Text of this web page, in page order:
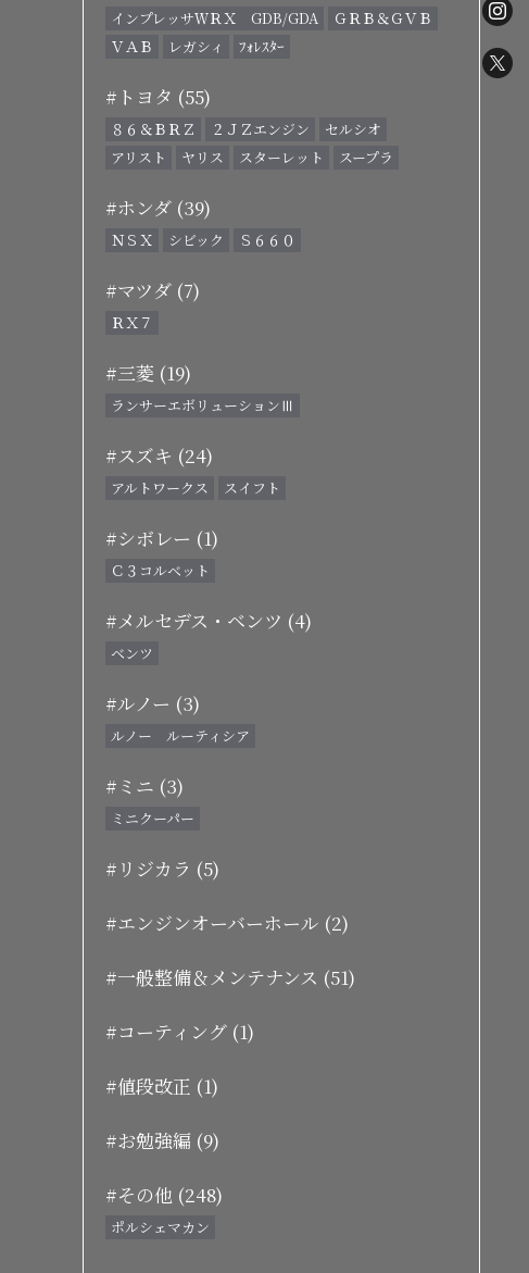
インプレッサＷＲＸ GDB/GDA
ＧＲＢ＆ＧＶＢ
ＶＡＢ
レガシィ ﾌｫﾚｽﾀｰ
#トヨタ (55)
８６＆ＢＲＺ ２ＪＺエンジン
セルシオ
アリスト
ヤリス スターレット スープラ
#ホンダ (39)
ＮＳＸ シビック Ｓ６６０
#マツダ (7)
ＲＸ７
#三菱 (19)
ランサーエボリューションⅢ
#スズキ (24)
アルトワークス スイフト
#シボレー (1)
Ｃ３コルベット
#メルセデス・ベンツ (4)
ベンツ
#ルノー (3)
ルノー ルーティシア
#ミニ (3)
ミニクーパー
#リジカラ (5)
#エンジンオーバーホール (2)
#一般整備＆メンテナンス (51)
#コーティング (1)
#値段改正 (1)
#お勉強編 (9)
#その他 (248)
ポルシェマカン